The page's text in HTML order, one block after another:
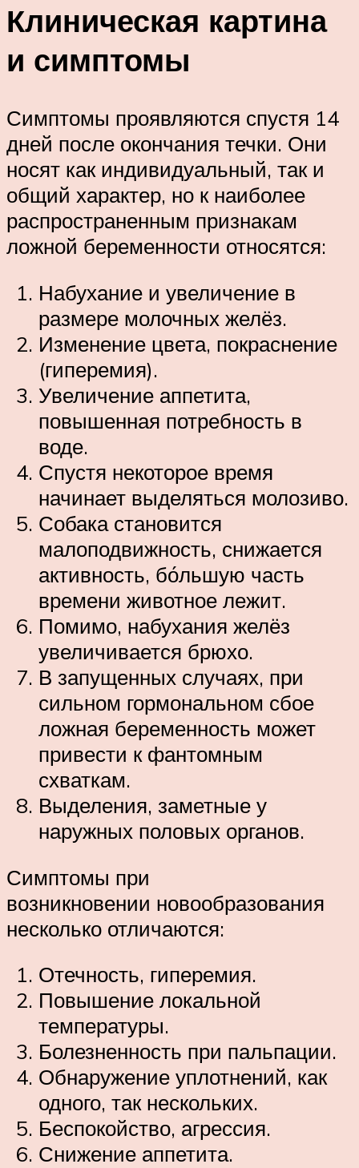
Клиническая картина
и симптомы
Симптомы проявляются спустя 14
дней после окончания течки. Они
носят как индивидуальный, так и
общий характер, но к наиболее
распространенным признакам
ложной беременности относятся:
Набухание и увеличение в
размере молочных желёз.
Изменение цвета, покраснение
(гиперемия).
Увеличение аппетита,
повышенная потребность в
воде.
Спустя некоторое время
начинает выделяться молозиво.
Собака становится
малоподвижность, снижается
активность, бо́льшую часть
времени животное лежит.
Помимо, набухания желёз
увеличивается брюхо.
В запущенных случаях, при
сильном гормональном сбое
ложная беременность может
привести к фантомным
схваткам.
Выделения, заметные у
наружных половых органов.
Симптомы при
возникновении новообразования
несколько отличаются:
Отечность, гиперемия.
Повышение локальной
температуры.
Болезненность при пальпации.
Обнаружение уплотнений, как
одного, так нескольких.
Беспокойство, агрессия.
Снижение аппетита.